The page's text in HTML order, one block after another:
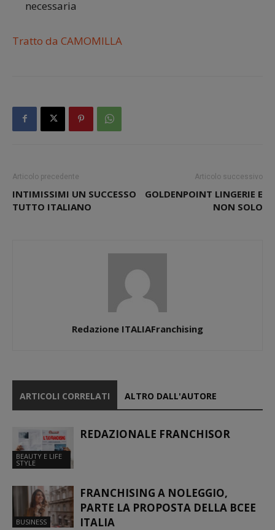
necessaria
Tratto da CAMOMILLA
Articolo precedente
INTIMISSIMI UN SUCCESSO
TUTTO ITALIANO
Articolo successivo
GOLDENPOINT LINGERIE E
NON SOLO
Redazione ITALIAFranchising
ARTICOLI CORRELATI ALTRO DALL'AUTORE
BEAUTY E LIFE
STYLE
REDAZIONALE FRANCHISOR
BUSINESS
FRANCHISING A NOLEGGIO,
PARTE LA PROPOSTA DELLA BCEE
ITALIA